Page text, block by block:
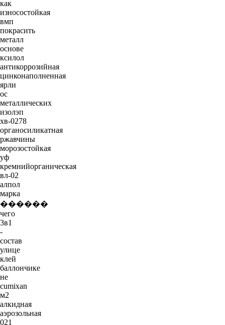
как
износостойкая
вмп
покрасить
металл
основе
ксилол
антикоррозийная
цинконаполненная
ярли
ос
металлических
изолэп
хв-0278
органосиликатная
ржавчины
морозостойкая
уф
кремнийорганическая
вл-02
алпол
марка
������
чего
3в1
-
состав
улице
клей
баллончике
не
cumixan
м2
алкидная
аэрозольная
021